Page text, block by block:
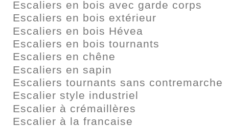
Escaliers en bois avec garde corps
Escaliers en bois extérieur
Escaliers en bois Hévea
Escaliers en bois tournants
Escaliers en chêne
Escaliers en sapin
Escaliers tournants sans contremarche
Escalier style industriel
Escalier à crémaillères
Escalier à la francaise